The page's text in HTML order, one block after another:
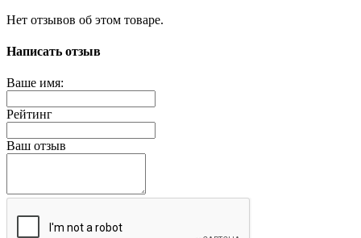
Нет отзывов об этом товаре.
Написать отзыв
Ваше имя:
Рейтинг
Ваш отзыв